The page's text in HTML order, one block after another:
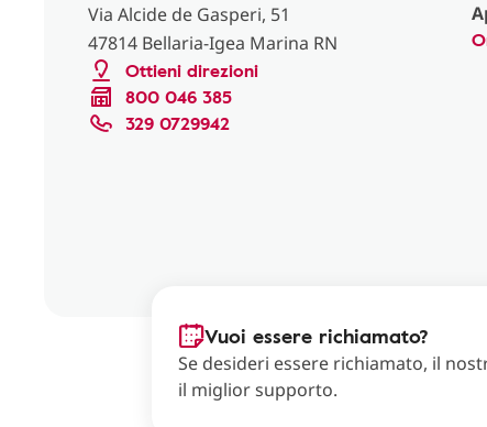
Via Alcide de Gasperi, 51
47814 Bellaria-Igea Marina RN
Ottieni direzioni
800 046 385
329 0729942
Vuoi essere richiamato?
Se desideri essere richiamato, il
il miglior supporto.